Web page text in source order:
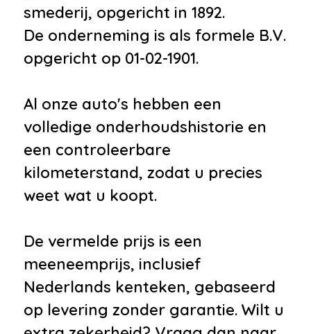
smederij, opgericht in 1892.
De onderneming is als formele B.V.
opgericht op 01-02-1901.
Al onze auto's hebben een
volledige onderhoudshistorie en
een controleerbare
kilometerstand, zodat u precies
weet wat u koopt.
De vermelde prijs is een
meeneemprijs, inclusief
Nederlands kenteken, gebaseerd
op levering zonder garantie. Wilt u